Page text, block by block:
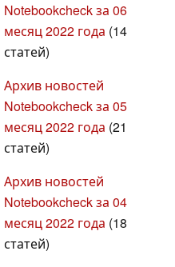
Notebookcheck за 06
месяц 2022 года (14
статей)
Архив новостей
Notebookcheck за 05
месяц 2022 года (21
статей)
Архив новостей
Notebookcheck за 04
месяц 2022 года (18
статей)